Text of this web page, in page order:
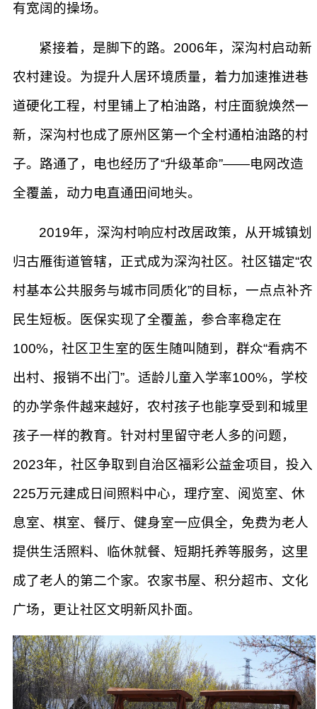
有宽阔的操场。
紧接着，是脚下的路。2006年，深沟村启动新
农村建设。为提升人居环境质量，着力加速推进巷
道硬化工程，村里铺上了柏油路，村庄面貌焕然一
新，深沟村也成了原州区第一个全村通柏油路的村
子。路通了，电也经历了“升级革命”——电网改造
全覆盖，动力电直通田间地头。
2019年，深沟村响应村改居政策，从开城镇划
归古雁街道管辖，正式成为深沟社区。社区锚定“农
村基本公共服务与城市同质化”的目标，一点点补齐
民生短板。医保实现了全覆盖，参合率稳定在
100%，社区卫生室的医生随叫随到，群众“看病不
出村、报销不出门”。适龄儿童入学率100%，学校
的办学条件越来越好，农村孩子也能享受到和城里
孩子一样的教育。针对村里留守老人多的问题，
2023年，社区争取到自治区福彩公益金项目，投入
225万元建成日间照料中心，理疗室、阅览室、休
息室、棋室、餐厅、健身室一应俱全，免费为老人
提供生活照料、临休就餐、短期托养等服务，这里
成了老人的第二个家。农家书屋、积分超市、文化
广场，更让社区文明新风扑面。